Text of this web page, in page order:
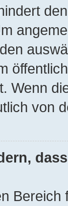
Wenn
von